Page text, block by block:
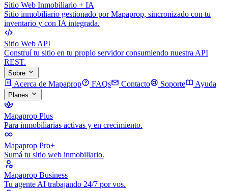
Sitio Web Inmobiliario + IA
Sitio inmobiliario gestionado por Mapaprop, sincronizado con tu
inventario y con IA integrada.
Sitio Web API
Construí tu sitio en tu propio servidor consumiendo nuestra API
REST.
Sobre
Acerca de Mapaprop FAQs Contacto Soporte Ayuda
Planes
Mapaprop Plus
Para inmobiliarias activas y en crecimiento.
Mapaprop Pro+
Sumá tu sitio web inmobiliario.
Mapaprop Business
Tu agente AI trabajando 24/7 por vos.